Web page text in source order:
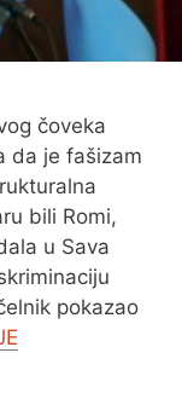
čoveka
da je fašizam
bili Romi,
u Sava
pokazao